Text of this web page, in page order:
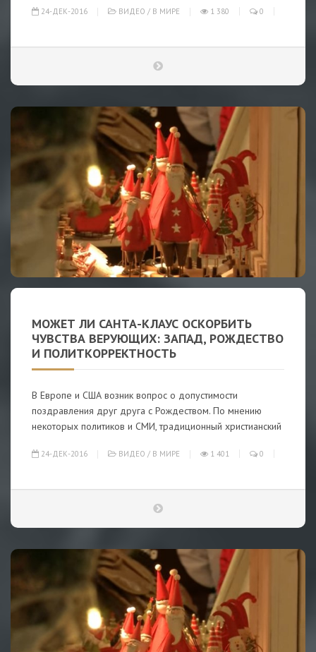
24-ДЕК-2016 ВИДЕО / В МИРЕ 1 380 0
МОЖЕТ ЛИ САНТА-КЛАУС ОСКОРБИТЬ
ЧУВСТВА ВЕРУЮЩИХ: ЗАПАД, РОЖДЕСТВО
И ПОЛИТКОРРЕКТНОСТЬ
В Европе и США возник вопрос о допустимости
поздравления друг друга с Рождеством. По мнению
некоторых политиков и СМИ, традиционный христианский
24-ДЕК-2016 ВИДЕО / В МИРЕ 1 401 0